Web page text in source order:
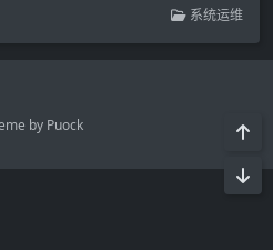
系统运维
by Puock